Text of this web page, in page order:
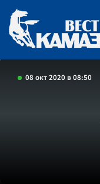
08 окт 2020 в 08:50